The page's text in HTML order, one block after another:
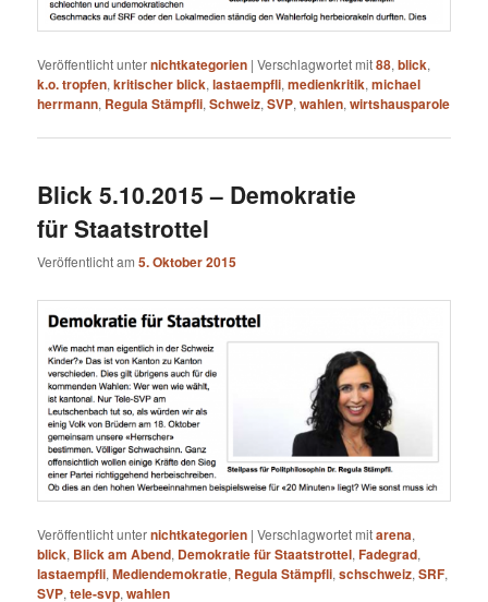
Veröffentlicht unternichtkategorien |Verschlagwortet mit88,blick,
k.o. tropfen,kritischer blick,lastaempfli,medienkritik,michael
herrmann, Regula Stämpfli,Schweiz,SVP,wahlen,wirtshausparole
Blick 5.10.2015 – Demokratie
für Staatstrottel
Veröffentlicht am5. Oktober 2015
Veröffentlicht unternichtkategorien |Verschlagwortet mitarena,
blick, Blick am Abend, Demokratie für Staatstrottel,Fadegrad,
lastaempfli,Mediendemokratie, Regula Stämpfli,schschweiz,SRF,
SVP,tele-svp,wahlen